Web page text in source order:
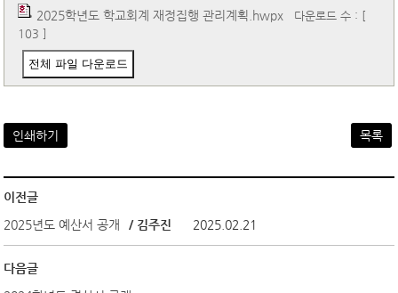
2025학년도 학교회계 재정집행 관리계획.hwpx 다운로드 수 : [
103 ]
전체 파일 다운로드
인쇄하기 목록
이전글
2025년도 예산서 공개
/ 김주진 2025.02.21
다음글